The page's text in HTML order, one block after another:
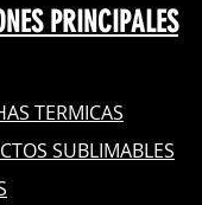
PRINCIPALES
TERMICAS
SUBLIMABLES